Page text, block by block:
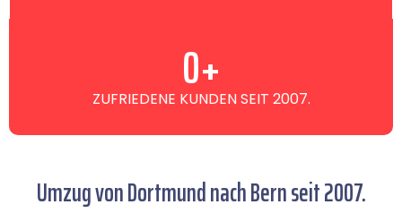
ZUFRIEDENE KUNDEN SEIT 2007.
0+
Umzug von Dortmund nach Bern seit 2007.